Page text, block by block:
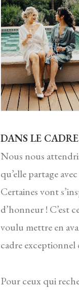
DANS LE
Nous nous
qu’elle partage avec
Certaines vont
d’honneur ! C’est
voulu mettre en
cadre exceptionnel
Pour ceux qui